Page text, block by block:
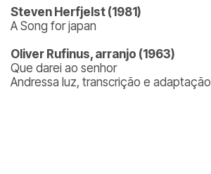
Steven Herfjelst (1981)
A Song for japan
Oliver Rufinus, arranjo (1963)
Que darei ao senhor
Andressa luz, transcrição e adaptação